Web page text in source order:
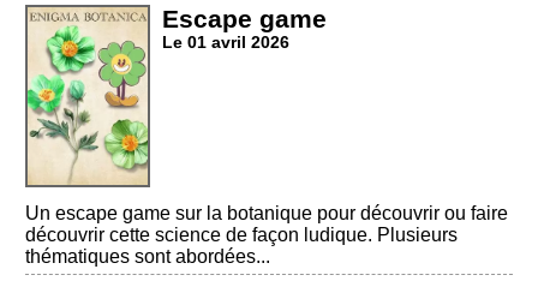
Escape game
Le 01 avril 2026
Un escape game sur la botanique pour découvrir ou faire
découvrir cette science de façon ludique. Plusieurs
thématiques sont abordées...